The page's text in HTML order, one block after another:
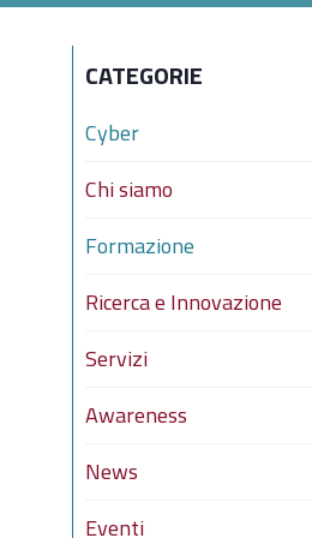
CATEGORIE
Cyber
Chi siamo
Formazione
Ricerca e Innovazione
Servizi
Awareness
News
Eventi